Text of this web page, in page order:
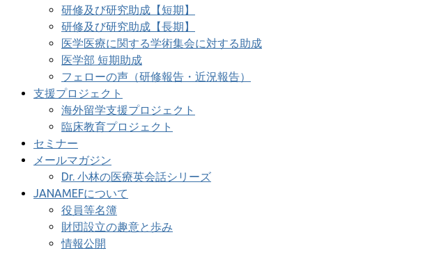
研修及び研究助成【短期】
研修及び研究助成【長期】
医学医療に関する学術集会に対する助成
医学部 短期助成
フェローの声（研修報告・近況報告）
支援プロジェクト
海外留学支援プロジェクト
臨床教育プロジェクト
セミナー
メールマガジン
Dr. 小林の医療英会話シリーズ
JANAMEFについて
役員等名簿
財団設立の趣意と歩み
情報公開